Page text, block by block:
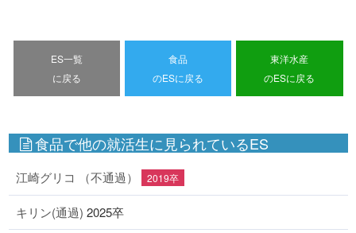
ES一覧
に戻る
食品
のESに戻る
東洋水産
のESに戻る
食品で他の就活生に見られているES
江崎グリコ （不通過） 2019卒
キリン(通過) 2025卒